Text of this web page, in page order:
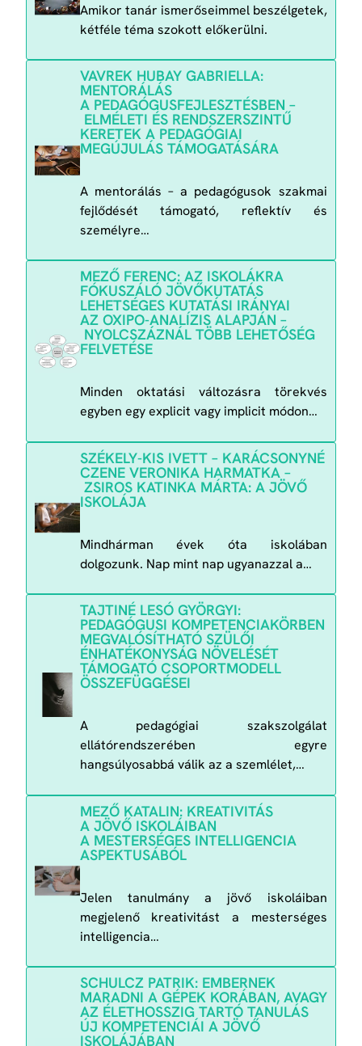
Amikor tanár ismerőseimmel beszélgetek,
kétféle téma szokott előkerülni.
VAVREK HUBAY GABRIELLA:
MENTORÁLÁS
A PEDAGÓGUSFEJLESZTÉSBEN –
ELMÉLETI ÉS RENDSZERSZINTŰ
KERETEK A PEDAGÓGIAI
MEGÚJULÁS TÁMOGATÁSÁRA
A mentorálás – a pedagógusok szakmai
fejlődését támogató, reflektív és
személyre…
MEZŐ FERENC: AZ ISKOLÁKRA
FÓKUSZÁLÓ JÖVŐKUTATÁS
LEHETSÉGES KUTATÁSI IRÁNYAI
AZ OXIPO-ANALÍZIS ALAPJÁN –
NYOLCSZÁZNÁL TÖBB LEHETŐSÉG
FELVETÉSE
Minden oktatási változásra törekvés
egyben egy explicit vagy implicit módon…
SZÉKELY-KIS IVETT – KARÁCSONYNÉ
CZENE VERONIKA HARMATKA –
ZSIROS KATINKA MÁRTA: A JÖVŐ
ISKOLÁJA
Mindhárman évek óta iskolában
dolgozunk. Nap mint nap ugyanazzal a…
TAJTINÉ LESÓ GYÖRGYI:
PEDAGÓGUSI KOMPETENCIAKÖRBEN
MEGVALÓSÍTHATÓ SZÜLŐI
ÉNHATÉKONYSÁG NÖVELÉSÉT
TÁMOGATÓ CSOPORTMODELL
ÖSSZEFÜGGÉSEI
A pedagógiai szakszolgálat
ellátórendszerében egyre
hangsúlyosabbá válik az a szemlélet,…
MEZŐ KATALIN: KREATIVITÁS
A JÖVŐ ISKOLÁIBAN
A MESTERSÉGES INTELLIGENCIA
ASPEKTUSÁBÓL
Jelen tanulmány a jövő iskoláiban
megjelenő kreativitást a mesterséges
intelligencia…
SCHULCZ PATRIK: EMBERNEK
MARADNI A GÉPEK KORÁBAN, AVAGY
AZ ÉLETHOSSZIG TARTÓ TANULÁS
ÚJ KOMPETENCIÁI A JÖVŐ
ISKOLÁJÁBAN